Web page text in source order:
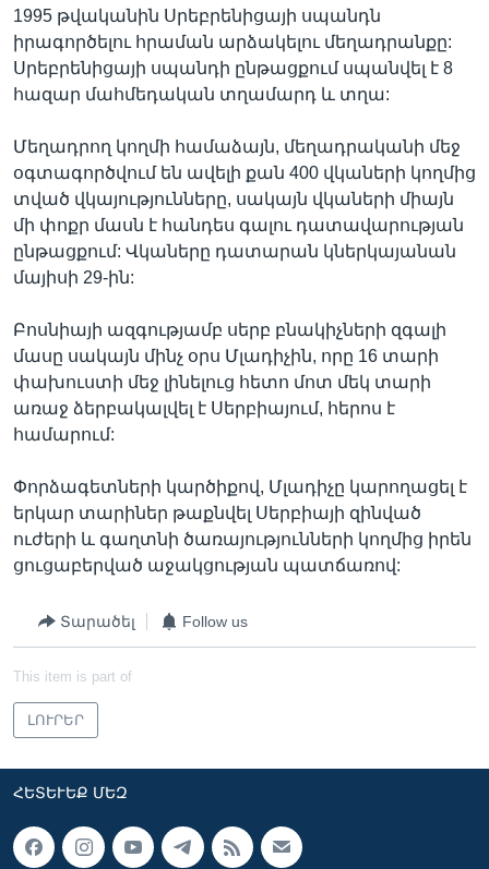
1995 թվականին Սրեբրենիցայի սպանդն
իրագործելու հրաման արձակելու մեղադրանքը:
Սրեբրենիցայի սպանդի ընթացքում սպանվել է 8
հազար մահմեդական տղամարդ և տղա:
Մեղադրող կողմի համաձայն, մեղադրականի մեջ
օգտագործվում են ավելի քան 400 վկաների կողմից
տված վկայությունները, սակայն վկաների միայն
մի փոքր մասն է հանդես գալու դատավարության
ընթացքում: Վկաները դատարան կներկայանան
մայիսի 29-ին:
Բոսնիայի ազգությամբ սերբ բնակիչների զգալի
մասը սակայն մինչ օրս Մլադիչին, որը 16 տարի
փախուստի մեջ լինելուց հետո մոտ մեկ տարի
առաջ ձերբակալվել է Սերբիայում, հերոս է
համարում:
Փորձագետների կարծիքով, Մլադիչը կարողացել է
երկար տարիներ թաքնվել Սերբիայի զինված
ուժերի և գաղտնի ծառայությունների կողմից իրեն
ցուցաբերված աջակցության պատճառով:
Տարածել Follow us
This item is part of
ԼՈՒՐԵՐ
ՀԵՏԵՒԵՔ ՄԵԶ